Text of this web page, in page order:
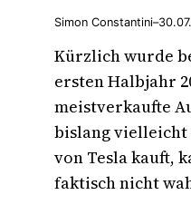
Simon Constantini–
Kürzlich wurde
ersten Halbjahr
meistverkaufte
bislang vielleicht
von Tesla kauft,
faktisch nicht